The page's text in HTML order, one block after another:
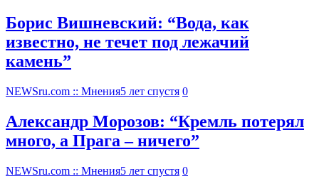
Борис Вишневский: “Вода, как
известно, не течет под лежачий
камень”
NEWSru.com :: Мнения5 лет спустя 0
Александр Морозов: “Кремль потерял
много, а Прага – ничего”
NEWSru.com :: Мнения5 лет спустя 0